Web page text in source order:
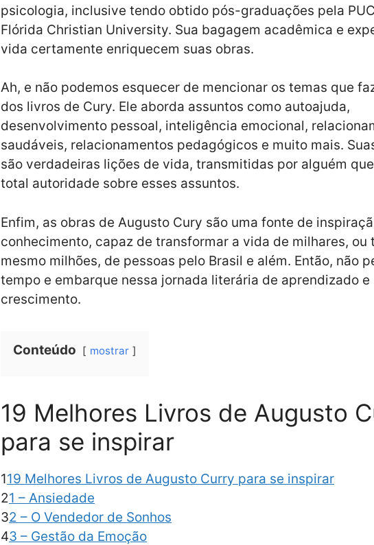
psicologia, inclusive tendo obtido pós-graduações pela
Flórida Christian University. Sua bagagem acadêmica e
vida certamente enriquecem suas obras.
Ah, e não podemos esquecer de mencionar os temas que
dos livros de Cury. Ele aborda assuntos como autoajuda,
desenvolvimento pessoal, inteligência emocional,
saudáveis, relacionamentos pedagógicos e muito mais.
são verdadeiras lições de vida, transmitidas por alguém
total autoridade sobre esses assuntos.
Enfim, as obras de Augusto Cury são uma fonte de
conhecimento, capaz de transformar a vida de milhares, ou
mesmo milhões, de pessoas pelo Brasil e além. Então, não
tempo e embarque nessa jornada literária de aprendizado e
crescimento.
Conteúdo mostrar
19 Melhores Livros de Augusto
para se inspirar
119 Melhores Livros de Augusto Curry para se inspirar
21 – Ansiedade
32 – O Vendedor de Sonhos
43 – Gestão da Emoção